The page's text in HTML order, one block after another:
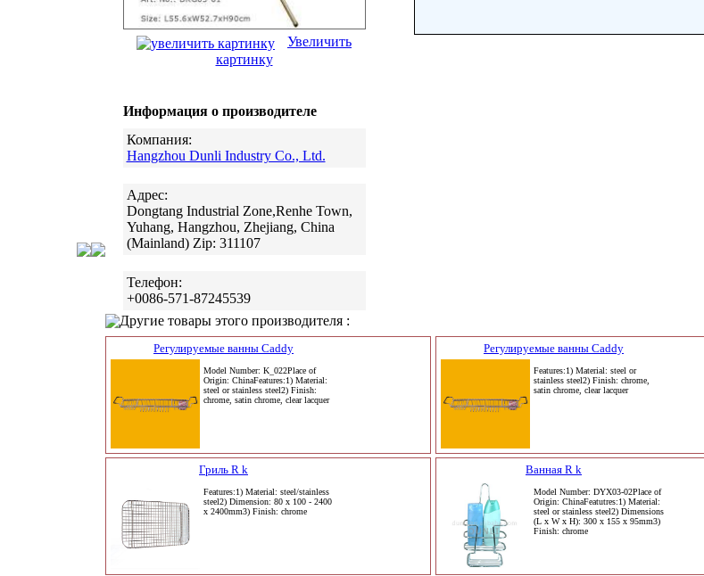
Увеличить
картинку
Информация о производителе
Компания:
Hangzhou Dunli Industry Co., Ltd.
Адрес:
Dongtang Industrial Zone,Renhe Town,
Yuhang, Hangzhou, Zhejiang, China
(Mainland) Zip: 311107
Телефон:
+0086-571-87245539
Другие товары этого производителя :
Регулируемые ванны Caddy
Model Number: K_022Place of
Origin: ChinaFeatures:1) Material:
steel or stainless steel2) Finish:
chrome, satin chrome, clear lacquer
Регулируемые ванны Caddy
Features:1) Material: steel or
stainless steel2) Finish: chrome,
satin chrome, clear lacquer
Гриль R k
Features:1) Material: steel/stainless
steel2) Dimension: 80 x 100 - 2400
x 2400mm3) Finish: chrome
Ванная R k
Model Number: DYX03-02Place of
Origin: ChinaFeatutres:1) Material:
steel or stainless steel2) Dimensions
(L x W x H): 300 x 155 x 95mm3)
Finish: chrome